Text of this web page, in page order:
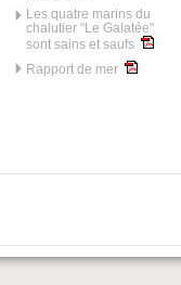
Les quatre marins du
chalutier "Le Galatée"
sont sains et saufs
Rapport de mer